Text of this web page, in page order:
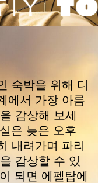
숙박을 위해 디
에서 가장 아름
감상해 보세
은 늦은 오후
내려가며 파리
감상할 수 있
되면 에펠탑에